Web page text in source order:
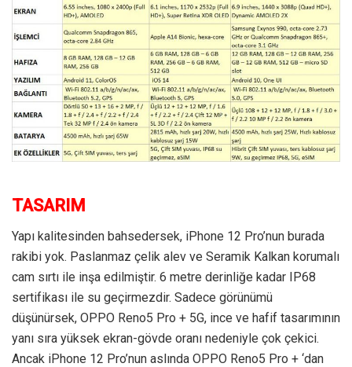
TASARIM
Yapı kalitesinden bahsedersek, iPhone 12 Pro’nun burada
rakibi yok. Paslanmaz çelik alev ve Seramik Kalkan korumalı
cam sırtı ile inşa edilmiştir. 6 metre derinliğe kadar IP68
sertifikası ile su geçirmezdir. Sadece görünümü
düşünürsek, OPPO Reno5 Pro + 5G, ince ve hafif tasarımının
yanı sıra yüksek ekran-gövde oranı nedeniyle çok çekici.
Ancak iPhone 12 Pro’nun aslında OPPO Reno5 Pro + ‘dan